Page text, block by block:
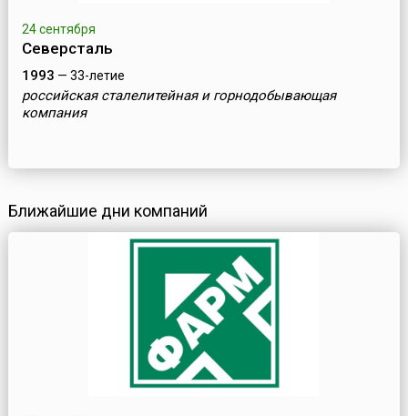
24 сентября
Северсталь
1993 — 33-летие
российская сталелитейная и горнодобывающая
компания
Ближайшие дни компаний